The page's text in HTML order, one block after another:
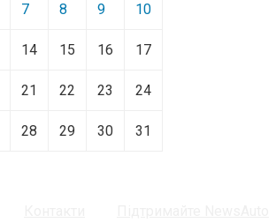
7 8 9 10
14 15 16 17
21 22 23 24
28 29 30
31